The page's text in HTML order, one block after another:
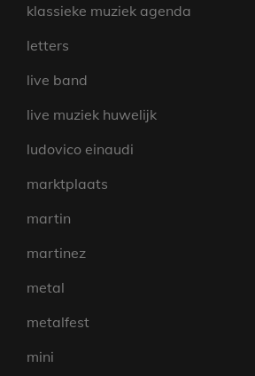
klassieke muziek agenda
letters
live band
live muziek huwelijk
ludovico einaudi
marktplaats
martin
martinez
metal
metalfest
mini